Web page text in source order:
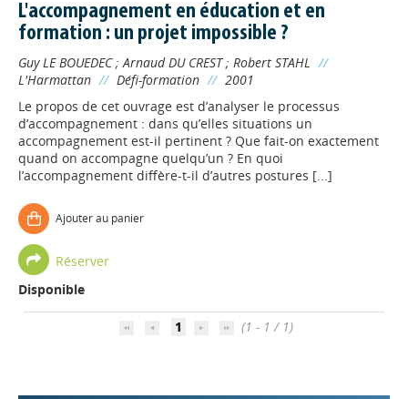
L'accompagnement en éducation et en
formation : un projet impossible ?
Guy LE BOUEDEC;Arnaud DU CREST; Robert STAHL //
L'Harmattan // Défi-formation // 2001
Le propos de cet ouvrage est d’analyser le processus
d’accompagnement : dans qu’elles situations un
accompagnement est-il pertinent ? Que fait-on exactement
quand on accompagne quelqu’un ? En quoi
l’accompagnement diffère-t-il d’autres postures [...]
Ajouter au panier
Réserver
Disponible
1 (1 - 1 / 1)